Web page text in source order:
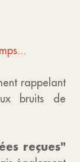
rappelant
bruits de
reçues"